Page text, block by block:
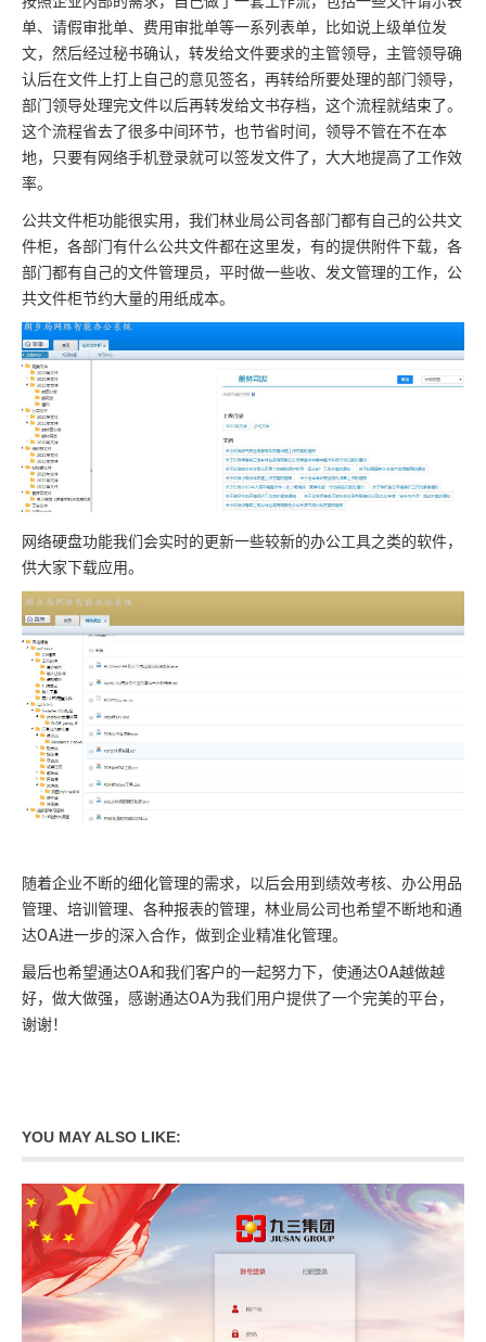
单、请假审批单、费用审批单等一系列表单，比如说上级单位发
文，然后经过秘书确认，转发给文件要求的主管领导，主管领导确
认后在文件上打上自己的意见签名，再转给所要处理的部门领导，
部门领导处理完文件以后再转发给文书存档，这个流程就结束了。
这个流程省去了很多中间环节，也节省时间，领导不管在不在本
地，只要有网络手机登录就可以签发文件了，大大地提高了工作效
率。
公共文件柜功能很实用，我们林业局公司各部门都有自己的公共文
件柜，各部门有什么公共文件都在这里发，有的提供附件下载，各
部门都有自己的文件管理员，平时做一些收、发文管理的工作，公
共文件柜节约大量的用纸成本。
网络硬盘功能我们会实时的更新一些较新的办公工具之类的软件，
供大家下载应用。
随着企业不断的细化管理的需求，以后会用到绩效考核、办公用品
管理、培训管理、各种报表的管理，林业局公司也希望不断地和通
达OA进一步的深入合作，做到企业精准化管理。
最后也希望通达OA和我们客户的一起努力下，使通达OA越做越
好，做大做强，感谢通达OA为我们用户提供了一个完美的平台，
谢谢！
YOU MAY ALSO LIKE: